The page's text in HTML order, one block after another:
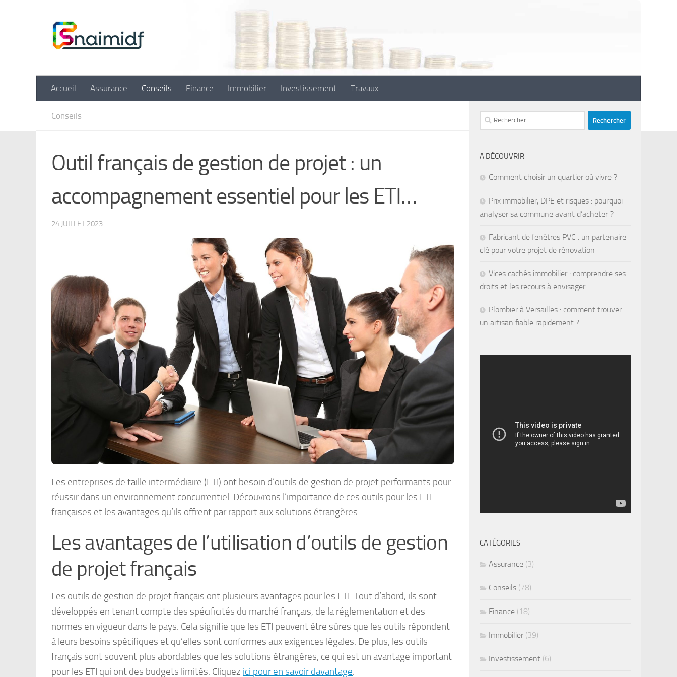
Accueil Assurance Conseils Finance Immobilier Investissement Travaux
Conseils
Outil français de gestion de projet : un
accompagnement essentiel pour les ETI…
24 JUILLET 2023
Les entreprises de taille intermédiaire (ETI) ont besoin d’outils de gestion de projet performants pour
réussir dans un environnement concurrentiel. Découvrons l’importance de ces outils pour les ETI
françaises et les avantages qu’ils offrent par rapport aux solutions étrangères.
Les avantages de l’utilisation d’outils de gestion
de projet français
Les outils de gestion de projet français ont plusieurs avantages pour les ETI. Tout d’abord, ils sont
développés en tenant compte des spécificités du marché français, de la réglementation et des
normes en vigueur dans le pays. Cela signifie que les ETI peuvent être sûres que les outils répondent
à leurs besoins spécifiques et qu’elles sont conformes aux exigences légales. De plus, les outils
français sont souvent plus abordables que les solutions étrangères, ce qui est un avantage important
pour les ETI qui ont des budgets limités. Cliquez ici pour en savoir davantage.
Rechercher :
A DÉCOUVRIR
Comment choisir un quartier où vivre ?
Prix immobilier, DPE et risques : pourquoi
analyser sa commune avant d’acheter ?
Fabricant de fenêtres PVC : un partenaire
clé pour votre projet de rénovation
Vices cachés immobilier : comprendre ses
droits et les recours à envisager
Plombier à Versailles : comment trouver
un artisan fiable rapidement ?
CATÉGORIES
Assurance (3)
Conseils (78)
Finance (18)
Immobilier (39)
Investissement (6)